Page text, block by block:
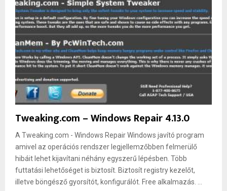
Tweaking.com – Windows Repair 4.13.0
A Tweaking.com - Windows Repair Windows javító program
amivel az operációs rendszer legjellemzőbben felmerülő
hibáit lehet kijavítani néhány egyszerű lépésben. Több
futtatási lehetőséget is biztosít. Biztosít registry kezelőt,
illetve böngésző gyorsítót, konfigurálót. Free alkalmazás. ...